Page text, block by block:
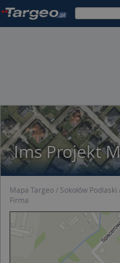
Ims Projekt
Mapa Targeo Sokołów Podlaski
Firma